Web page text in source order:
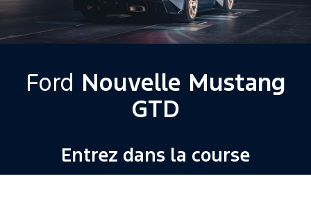
Ford
Nouvelle Mustang
GTD
Entrez dans la course